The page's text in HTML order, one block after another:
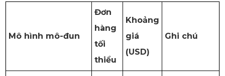
Mô hình mô-đun
Đơn
hàng
tối
thiểu
Khoảng
giá
(USD)
Ghi chú